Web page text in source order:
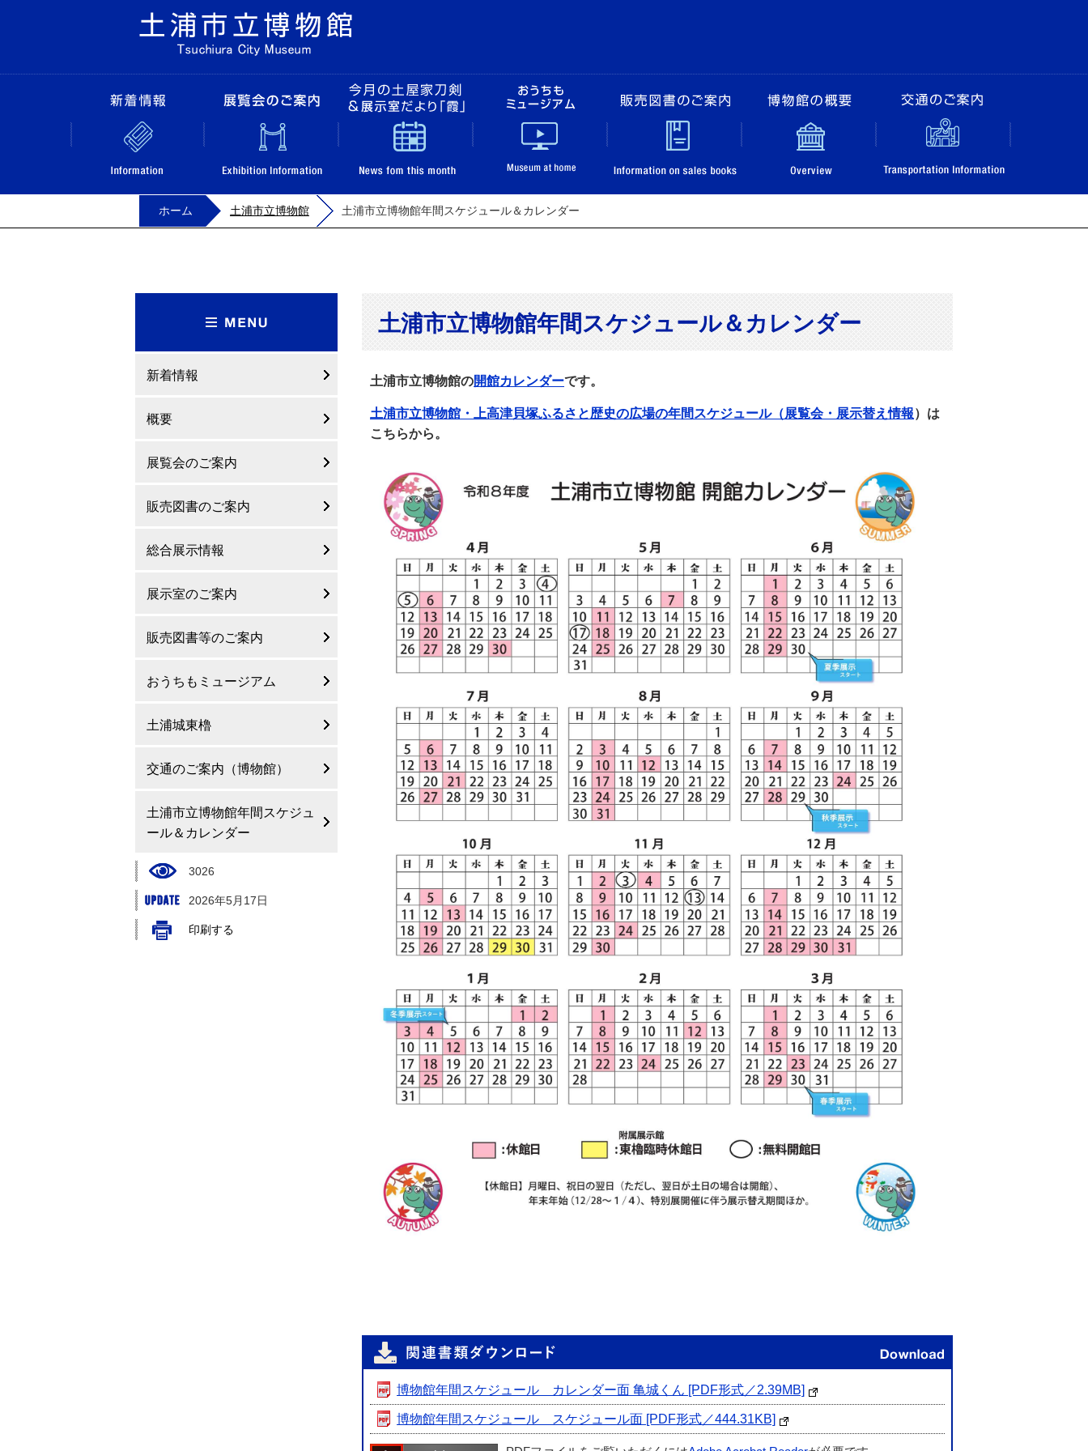
展覧会のご案内 今月の土屋家刀剣＆展示室だより「霞」
ホーム 土浦市立博物館 土浦市立博物館年間スケジュール＆カレンダー
土浦市立博物館年間スケジュール＆カレンダー
土浦市立博物館の開館カレンダーです。
土浦市立博物館・上高津貝塚ふるさと歴史の広場の年間スケジュール（展覧会・展示替え情報）は
こちらから。
博物館年間スケジュール カレンダー面 亀城くん [PDF形式／2.39MB]
博物館年間スケジュール スケジュール面 [PDF形式／444.31KB]
新着情報
概要
展覧会のご案内
販売図書のご案内
総合展示情報
展示室のご案内
販売図書等のご案内
おうちもミュージアム
土浦城東櫓
交通のご案内（博物館）
土浦市立博物館年間スケジュ
ール＆カレンダー
3026
2026年5月17日
印刷する